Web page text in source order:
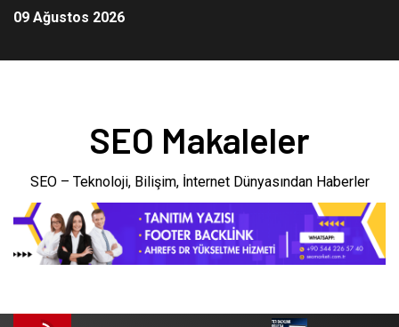
09 Ağustos 2026
SEO Makaleler
SEO – Teknoloji, Bilişim, İnternet Dünyasından Haberler